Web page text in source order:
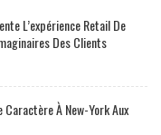
L’expérience Retail De
Des Clients
À New-York Aux